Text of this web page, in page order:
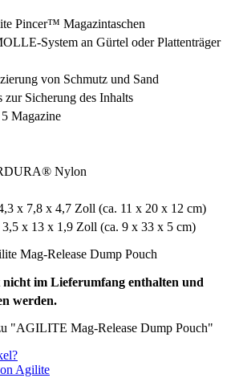
Pincer™ Magazintaschen
System an Gürtel oder Plattenträger
von Schmutz und Sand
zur Sicherung des Inhalts
Magazine
Nylon
x 7,8 x 4,7 Zoll (ca. 11 x 20 x 12 cm)
x 13 x 1,9 Zoll (ca. 9 x 33 x 5 cm)
Mag-Release Dump Pouch
nicht im Lieferumfang enthalten und
werden.
"AGILITE Mag-Release Dump Pouch"
Agilite